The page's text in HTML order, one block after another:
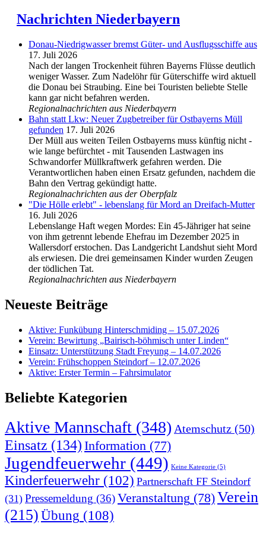
Nachrichten Niederbayern
Donau-Niedrigwasser bremst Güter- und Ausflugsschiffe aus
17. Juli 2026
Nach der langen Trockenheit führen Bayerns Flüsse deutlich
weniger Wasser. Zum Nadelöhr für Güterschiffe wird aktuell
die Donau bei Straubing. Eine bei Touristen beliebte Stelle
kann gar nicht befahren werden.
Regionalnachrichten aus Niederbayern
Bahn statt Lkw: Neuer Zugbetreiber für Ostbayerns Müll
gefunden 17. Juli 2026
Der Müll aus weiten Teilen Ostbayerns muss künftig nicht -
wie lange befürchtet - mit Tausenden Lastwagen ins
Schwandorfer Müllkraftwerk gefahren werden. Die
Verantwortlichen haben einen Ersatz gefunden, nachdem die
Bahn den Vertrag gekündigt hatte.
Regionalnachrichten aus der Oberpfalz
"Die Hölle erlebt" - lebenslang für Mord an Dreifach-Mutter
16. Juli 2026
Lebenslange Haft wegen Mordes: Ein 45-Jähriger hat seine
von ihm getrennt lebende Ehefrau im Dezember 2025 in
Wallersdorf erstochen. Das Landgericht Landshut sieht Mord
als erwiesen. Die drei gemeinsamen Kinder wurden Zeugen
der tödlichen Tat.
Regionalnachrichten aus Niederbayern
Neueste Beiträge
Aktive: Funkübung Hinterschmiding – 15.07.2026
Verein: Bewirtung „Bairisch-böhmisch unter Linden“
Einsatz: Unterstützung Stadt Freyung – 14.07.2026
Verein: Frühschoppen Steindorf – 12.07.2026
Aktive: Erster Termin – Fahrsimulator
Beliebte Kategorien
Aktive Mannschaft (348) Atemschutz (50)
Einsatz (134) Information (77)
Jugendfeuerwehr (449) Keine Kategorie (5)
Kinderfeuerwehr (102) Partnerschaft FF Steindorf
(31) Pressemeldung (36)Veranstaltung (78)Verein
(215)Übung (108)